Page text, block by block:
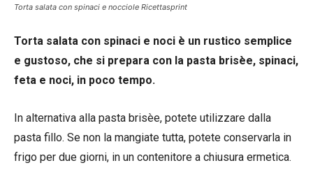
Torta salata con spinaci e nocciole Ricettasprint
Torta salata con spinaci e noci è un rustico semplice
e gustoso, che si prepara con la pasta brisèe, spinaci,
feta e noci, in poco tempo.
In alternativa alla pasta brisèe, potete utilizzare dalla
pasta fillo. Se non la mangiate tutta, potete conservarla in
frigo per due giorni, in un contenitore a chiusura ermetica.